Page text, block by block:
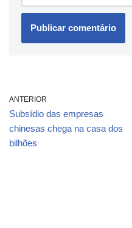
ANTERIOR
Subsídio das empresas
chinesas chega na casa dos
bilhões